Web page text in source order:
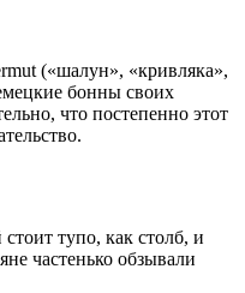
(«шалун», «кривляка»,
бонны своих
что постепенно этот
тупо, как столб, и
частенько обзывали